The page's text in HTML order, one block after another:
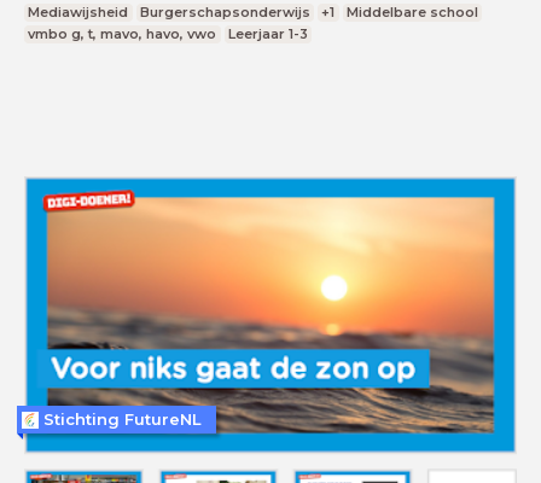
Mediawijsheid Burgerschapsonderwijs +1
Middelbare school
vmbo g, t, mavo, havo, vwo
Leerjaar 1-3
Stichting FutureNL